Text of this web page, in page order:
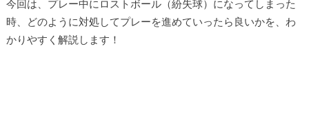
今回は、プレー中にロストボール（紛失球）になってしまった
時、どのように対処してプレーを進めていったら良いかを、わ
かりやすく解説します！